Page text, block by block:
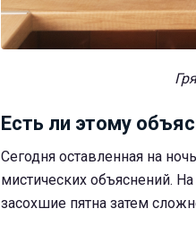
Есть ли этому
Сегодня оставленная на
мистических объяснений.
засохшие пятна затем